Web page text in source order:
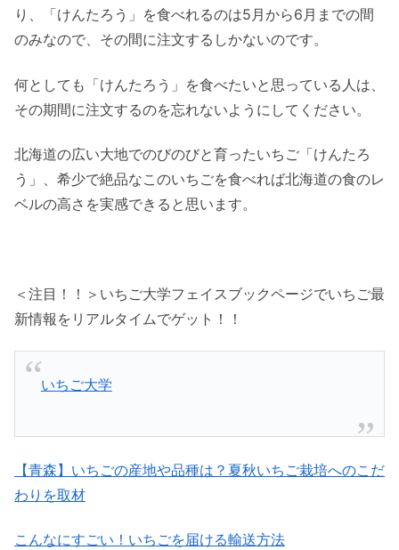
り、「けんたろう」を食べれるのは5月から6月までの間
のみなので、その間に注文するしかないのです。
何としても「けんたろう」を食べたいと思っている人は、
その期間に注文するのを忘れないようにしてください。
北海道の広い大地でのびのびと育ったいちご「けんたろ
う」、希少で絶品なこのいちごを食べれば北海道の食のレ
ベルの高さを実感できると思います。
＜注目！！＞いちご大学フェイスブックページでいちご最
新情報をリアルタイムでゲット！！
いちご大学
【青森】いちごの産地や品種は？夏秋いちご栽培へのこだ
わりを取材
こんなにすごい！いちごを届ける輸送方法